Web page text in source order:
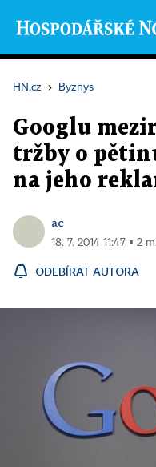
HN.cz › Byznys
Googlu
tržby o
na jeho
ac
18. 7. 2014 11:47 ▪ 2
ODEBÍRAT AUTORA